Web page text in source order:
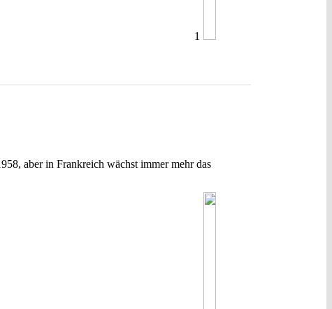
1
aber in Frankreich wächst immer mehr das